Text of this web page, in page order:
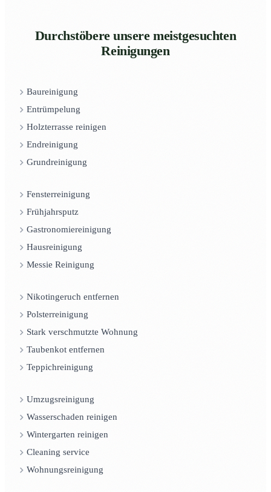
Durchstöbere unsere meistgesuchten
Reinigungen
Baureinigung
Entrümpelung
Holzterrasse reinigen
Endreinigung
Grundreinigung
Fensterreinigung
Frühjahrsputz
Gastronomiereinigung
Hausreinigung
Messie Reinigung
Nikotingeruch entfernen
Polsterreinigung
Stark verschmutzte Wohnung
Taubenkot entfernen
Teppichreinigung
Umzugsreinigung
Wasserschaden reinigen
Wintergarten reinigen
Cleaning service
Wohnungsreinigung